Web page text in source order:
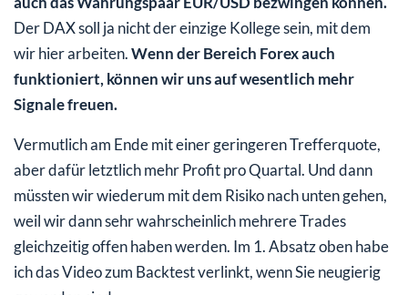
Der DAX soll ja nicht der einzige Kollege sein, mit dem
wir hier arbeiten.Wenn der Bereich Forex auch
funktioniert, können wir uns auf wesentlich mehr
Signale freuen.
Vermutlich am Ende mit einer geringeren Trefferquote,
aber dafür letztlich mehr Profit pro Quartal. Und dann
müssten wir wiederum mit dem Risiko nach unten gehen,
weil wir dann sehr wahrscheinlich mehrere Trades
gleichzeitig offen haben werden. Im 1. Absatz oben habe
ich das Video zum Backtest verlinkt, wenn Sie neugierig